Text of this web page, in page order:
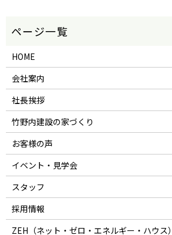
HOME
会社案内
社長挨拶
竹野内建設の家づくり
お客様の声
イベント・見学会
スタッフ
採用情報
ZEH（ネット・ゼロ・エネルギー・ハウス）